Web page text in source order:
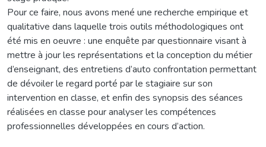
Pour ce faire, nous avons mené une recherche empirique et
qualitative dans laquelle trois outils méthodologiques ont
été mis en oeuvre : une enquête par questionnaire visant à
mettre à jour les représentations et la conception du métier
d’enseignant, des entretiens d’auto confrontation permettant
de dévoiler le regard porté par le stagiaire sur son
intervention en classe, et enfin des synopsis des séances
réalisées en classe pour analyser les compétences
professionnelles développées en cours d’action.